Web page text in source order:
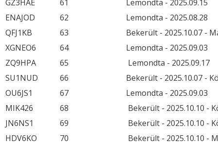
GZ3HAE
61
Lemondta - 2025.09.15
ENAJOD
62
Lemondta - 2025.08.28
QFJ1KB
63
Bekerült - 2025.10.07 -
XGNEO6
64
Lemondta - 2025.09.03
ZQ9HPA
65
Lemondta - 2025.09.17
SU1NUD
66
Bekerült - 2025.10.07 -
OU6JS1
67
Lemondta - 2025.09.03
MIK426
68
Bekerült - 2025.10.10 -
JN6NS1
69
Bekerült - 2025.10.10 -
HDV6KO
70
Bekerült - 2025.10.10 -